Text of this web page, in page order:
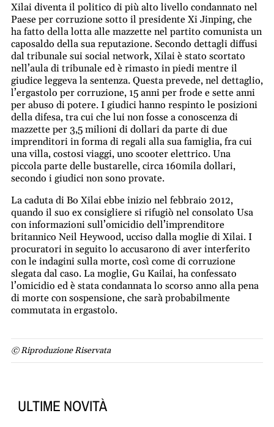
Xilai diventa il politico di più alto livello condannato nel
Paese per corruzione sotto il presidente Xi Jinping, che
ha fatto della lotta alle mazzette nel partito comunista un
caposaldo della sua reputazione. Secondo dettagli diffusi
dal tribunale sui social network, Xilai è stato scortato
nell’aula di tribunale ed è rimasto in piedi mentre il
giudice leggeva la sentenza. Questa prevede, nel dettaglio,
l’ergastolo per corruzione, 15 anni per frode e sette anni
per abuso di potere. I giudici hanno respinto le posizioni
della difesa, tra cui che lui non fosse a conoscenza di
mazzette per 3,5 milioni di dollari da parte di due
imprenditori in forma di regali alla sua famiglia, fra cui
una villa, costosi viaggi, uno scooter elettrico. Una
piccola parte delle bustarelle, circa 160mila dollari,
secondo i giudici non sono provate.
La caduta di Bo Xilai ebbe inizio nel febbraio 2012,
quando il suo ex consigliere si rifugiò nel consolato Usa
con informazioni sull’omicidio dell’imprenditore
britannico Neil Heywood, ucciso dalla moglie di Xilai. I
procuratori in seguito lo accusarono di aver interferito
con le indagini sulla morte, così come di corruzione
slegata dal caso. La moglie, Gu Kailai, ha confessato
l’omicidio ed è stata condannata lo scorso anno alla pena
di morte con sospensione, che sarà probabilmente
commutata in ergastolo.
© Riproduzione Riservata
ULTIME NOVITÀ